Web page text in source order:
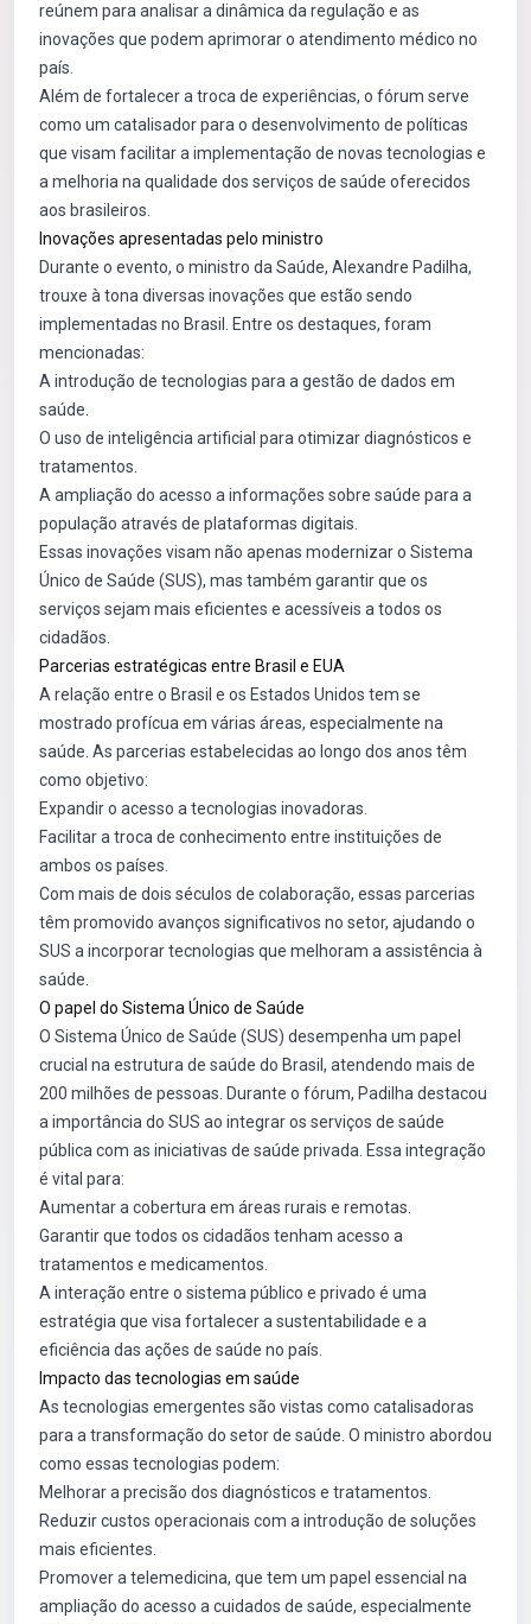
reúnem para analisar a dinâmica da regulação e as
inovações que podem aprimorar o atendimento médico no
país.
Além de fortalecer a troca de experiências, o fórum serve
como um catalisador para o desenvolvimento de políticas
que visam facilitar a implementação de novas tecnologias e
a melhoria na qualidade dos serviços de saúde oferecidos
aos brasileiros.
Inovações apresentadas pelo ministro
Durante o evento, o ministro da Saúde, Alexandre Padilha,
trouxe à tona diversas inovações que estão sendo
implementadas no Brasil. Entre os destaques, foram
mencionadas:
A introdução de tecnologias para a gestão de dados em
saúde.
O uso de inteligência artificial para otimizar diagnósticos e
tratamentos.
A ampliação do acesso a informações sobre saúde para a
população através de plataformas digitais.
Essas inovações visam não apenas modernizar o Sistema
Único de Saúde (SUS), mas também garantir que os
serviços sejam mais eficientes e acessíveis a todos os
cidadãos.
Parcerias estratégicas entre Brasil e EUA
A relação entre o Brasil e os Estados Unidos tem se
mostrado profícua em várias áreas, especialmente na
saúde. As parcerias estabelecidas ao longo dos anos têm
como objetivo:
Expandir o acesso a tecnologias inovadoras.
Facilitar a troca de conhecimento entre instituições de
ambos os países.
Com mais de dois séculos de colaboração, essas parcerias
têm promovido avanços significativos no setor, ajudando o
SUS a incorporar tecnologias que melhoram a assistência à
saúde.
O papel do Sistema Único de Saúde
O Sistema Único de Saúde (SUS) desempenha um papel
crucial na estrutura de saúde do Brasil, atendendo mais de
200 milhões de pessoas. Durante o fórum, Padilha destacou
a importância do SUS ao integrar os serviços de saúde
pública com as iniciativas de saúde privada. Essa integração
é vital para:
Aumentar a cobertura em áreas rurais e remotas.
Garantir que todos os cidadãos tenham acesso a
tratamentos e medicamentos.
A interação entre o sistema público e privado é uma
estratégia que visa fortalecer a sustentabilidade e a
eficiência das ações de saúde no país.
Impacto das tecnologias em saúde
As tecnologias emergentes são vistas como catalisadoras
para a transformação do setor de saúde. O ministro abordou
como essas tecnologias podem:
Melhorar a precisão dos diagnósticos e tratamentos.
Reduzir custos operacionais com a introdução de soluções
mais eficientes.
Promover a telemedicina, que tem um papel essencial na
ampliação do acesso a cuidados de saúde, especialmente